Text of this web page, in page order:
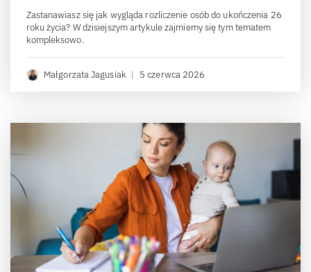
Zastanawiasz się jak wygląda rozliczenie osób do ukończenia 26
roku życia? W dzisiejszym artykule zajmiemy się tym tematem
kompleksowo.
Małgorzata Jagusiak | 5 czerwca 2026